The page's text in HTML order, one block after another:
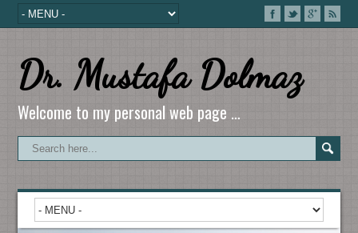
Dr. Mustafa Dolmaz
Welcome to my personal web page …